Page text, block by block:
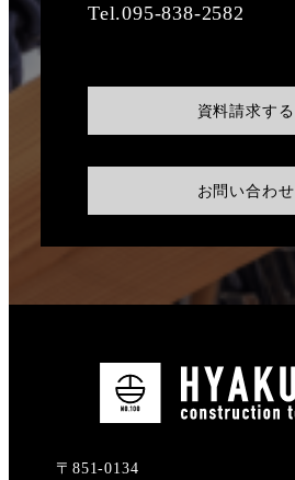
Tel.095-838-2582
資料請求する
お問い合わせ
〒851-0134